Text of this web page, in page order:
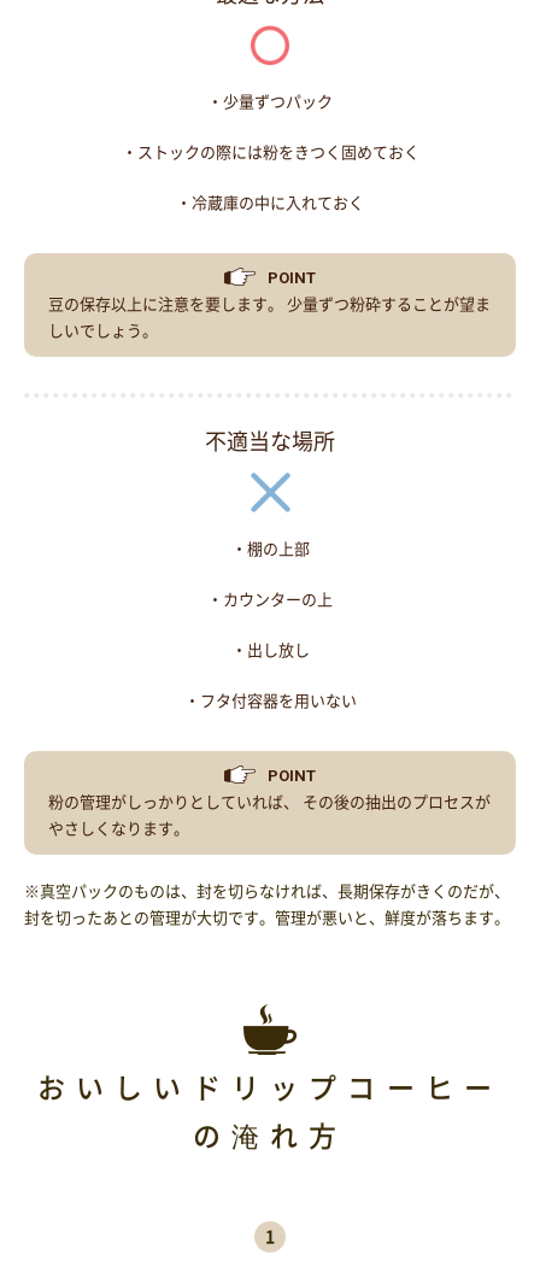
・少量ずつパック
・ストックの際には粉をきつく固めておく
・冷蔵庫の中に入れておく
POINT
豆の保存以上に注意を要します。 少量ずつ粉砕することが望ま
しいでしょう。
不適当な場所
・棚の上部
・カウンターの上
・出し放し
・フタ付容器を用いない
POINT
粉の管理がしっかりとしていれば、 その後の抽出のプロセスが
やさしくなります。
※真空パックのものは、封を切らなければ、長期保存がきくのだが、
封を切ったあとの管理が大切です。管理が悪いと、鮮度が落ちます。
おいしいドリップコーヒー
の淹れ方
1